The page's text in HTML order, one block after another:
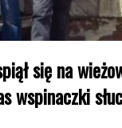
się na
wspinaczki